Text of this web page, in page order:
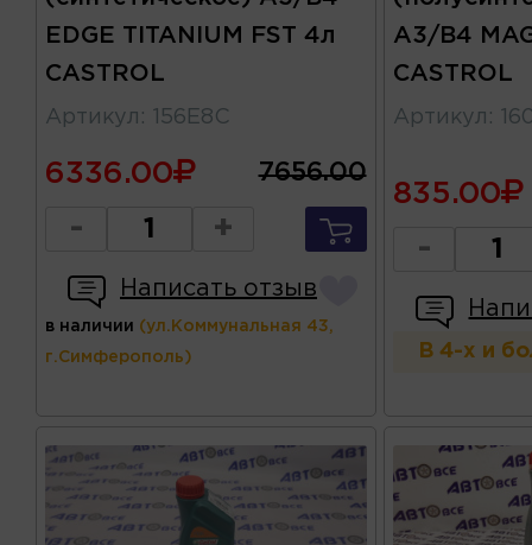
EDGE TITANIUM FST 4л
CASTROL
Артикул : 156E8C
6336.00 7656.00
- +
Написать отзыв
в наличии (ул.Коммунальная 43,
г.Симферополь)
A3/B4
CASTROL
Артикул :
835.00
-
В 4-х и